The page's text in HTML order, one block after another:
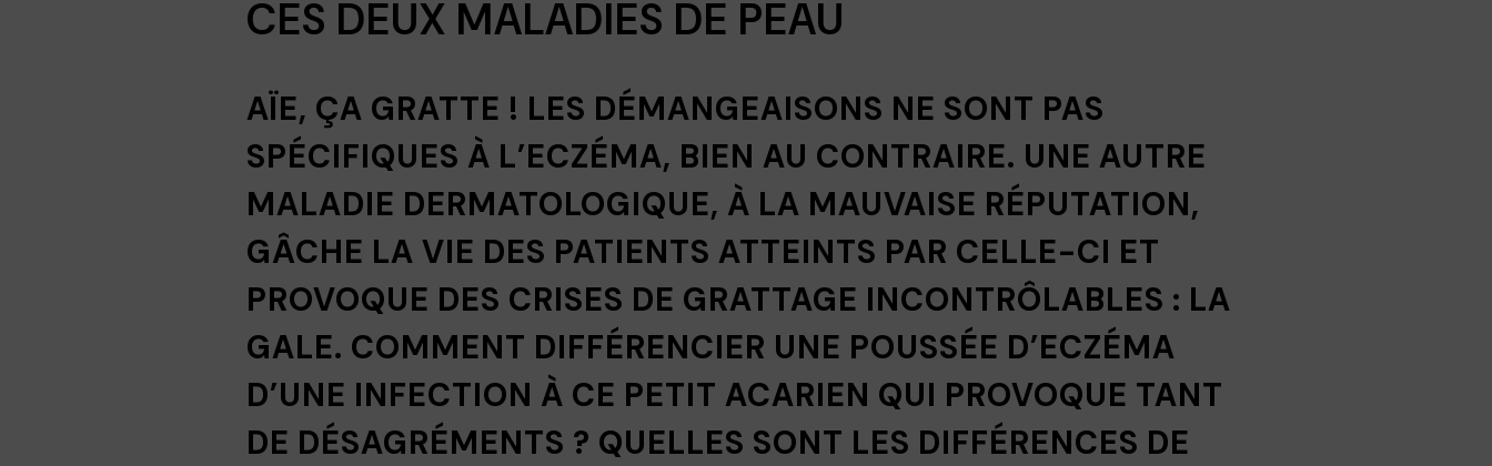
CES DEUX MALADIES DE PEAU
AÏE, ÇA GRATTE ! LES DÉMANGEAISONS NE SONT PAS
SPÉCIFIQUES À L’ECZÉMA, BIEN AU CONTRAIRE. UNE AUTRE
MALADIE DERMATOLOGIQUE, À LA MAUVAISE RÉPUTATION,
GÂCHE LA VIE DES PATIENTS ATTEINTS PAR CELLE-CI ET
PROVOQUE DES CRISES DE GRATTAGE INCONTRÔLABLES : LA
GALE. COMMENT DIFFÉRENCIER UNE POUSSÉE D’ECZÉMA
D’UNE INFECTION À CE PETIT ACARIEN QUI PROVOQUE TANT
DE DÉSAGRÉMENTS ? QUELLES SONT LES DIFFÉRENCES DE